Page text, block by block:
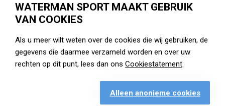
WATERMAN SPORT MAAKT GEBRUIK
VAN COOKIES
Als u meer wilt weten over de cookies die wij gebruiken, de
gegevens die daarmee verzameld worden en over uw
rechten op dit punt, lees dan ons Cookiestatement
Alleen anonieme cookies
020 - 6901044
Openingstijden
zie watermansport.nl